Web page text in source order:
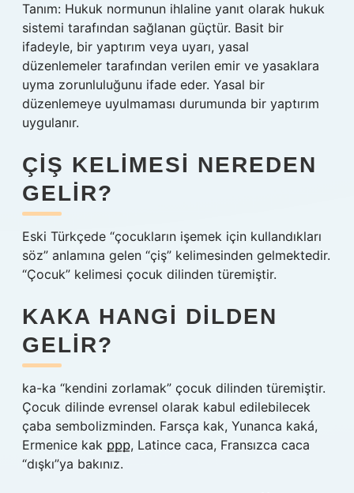
Tanım: Hukuk normunun ihlaline yanıt olarak hukuk
sistemi tarafından sağlanan güçtür. Basit bir
ifadeyle, bir yaptırım veya uyarı, yasal
düzenlemeler tarafından verilen emir ve yasaklara
uyma zorunluluğunu ifade eder. Yasal bir
düzenlemeye uyulmaması durumunda bir yaptırım
uygulanır.
ÇIŞ KELIMESI NEREDEN
GELIR?
Eski Türkçede “çocukların işemek için kullandıkları
söz” anlamına gelen “çiş” kelimesinden gelmektedir.
“Çocuk” kelimesi çocuk dilinden türemiştir.
KAKA HANGI DILDEN
GELIR?
ka-ka “kendini zorlamak” çocuk dilinden türemiştir.
Çocuk dilinde evrensel olarak kabul edilebilecek
çaba sembolizminden. Farsça kak, Yunanca kaká,
Ermenice kak քքք, Latince caca, Fransızca caca
“dışkı”ya bakınız.